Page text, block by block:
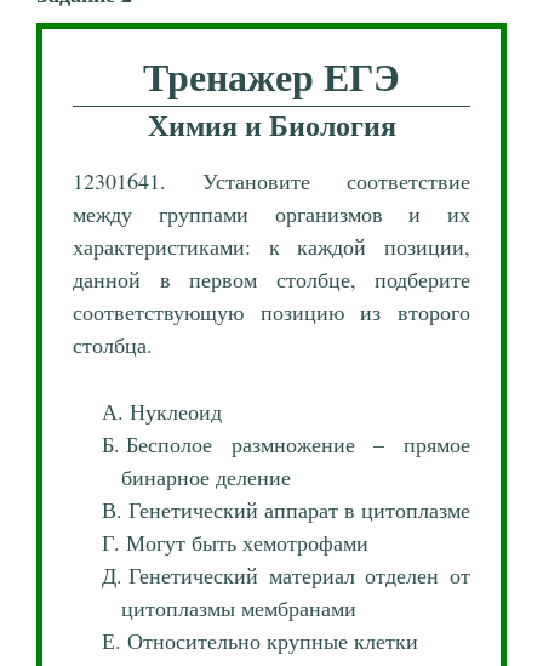
Тренажер ЕГЭ
Химия и Биология
12301641. Установите соответствие
между группами организмов и их
характеристиками: к каждой позиции,
данной в первом столбце, подберите
соответствующую позицию из второго
столбца.
Нуклеоид
Бесполое размножение – прямое
бинарное деление
Генетический аппарат в цитоплазме
Могут быть хемотрофами
Генетический материал отделен от
цитоплазмы мембранами
Относительно крупные клетки